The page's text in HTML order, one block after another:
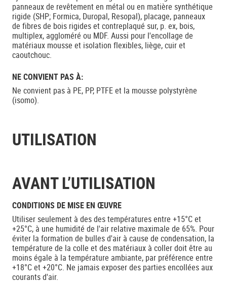
panneaux de revêtement en métal ou en matière synthétique
rigide (SHP; Formica, Duropal, Resopal), placage, panneaux
de fibres de bois rigides et contreplaqué sur, p. ex, bois,
multiplex, aggloméré ou MDF. Aussi pour l'encollage de
matériaux mousse et isolation flexibles, liège, cuir et
caoutchouc.
NE CONVIENT PAS À:
Ne convient pas à PE, PP, PTFE et la mousse polystyrène
(isomo).
UTILISATION
AVANT L’UTILISATION
CONDITIONS DE MISE EN ŒUVRE
Utiliser seulement à des des températures entre +15°C et
+25°C, à une humidité de l'air relative maximale de 65%. Pour
éviter la formation de bulles d'air à cause de condensation, la
température de la colle et des matériaux à coller doit être au
moins égale à la température ambiante, par préférence entre
+18°C et +20°C. Ne jamais exposer des parties encollées aux
courants d'air.